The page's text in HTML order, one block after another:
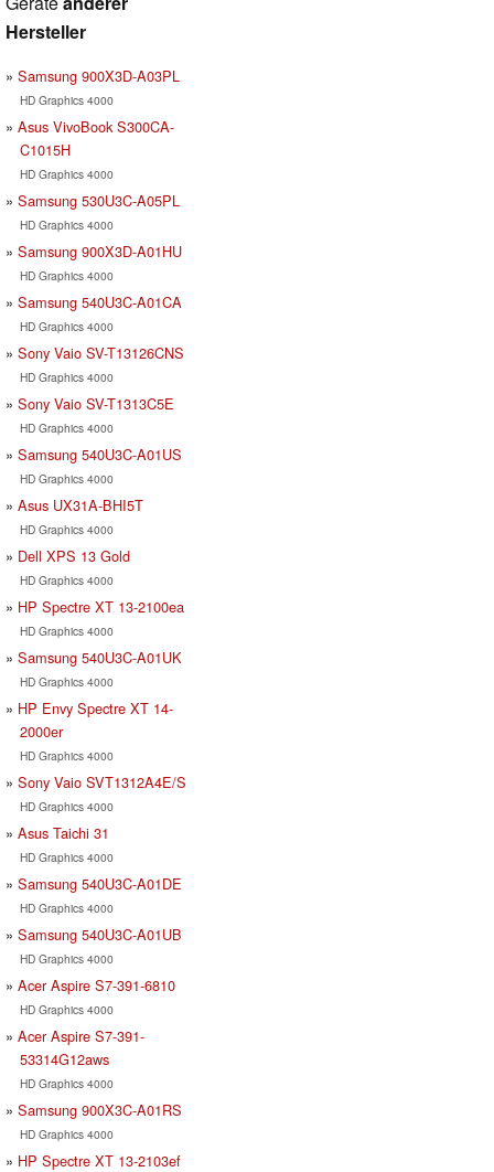
Hersteller
Samsung 900X3D-A03PL
HD Graphics 4000
Asus VivoBook S300CA-
C1015H
HD Graphics 4000
Samsung 530U3C-A05PL
HD Graphics 4000
Samsung 900X3D-A01HU
HD Graphics 4000
Samsung 540U3C-A01CA
HD Graphics 4000
Sony Vaio SV-T13126CNS
HD Graphics 4000
Sony Vaio SV-T1313C5E
HD Graphics 4000
Samsung 540U3C-A01US
HD Graphics 4000
Asus UX31A-BHI5T
HD Graphics 4000
Dell XPS 13 Gold
HD Graphics 4000
HP Spectre XT 13-2100ea
HD Graphics 4000
Samsung 540U3C-A01UK
HD Graphics 4000
HP Envy Spectre XT 14-
2000er
HD Graphics 4000
Sony Vaio SVT1312A4E/S
HD Graphics 4000
Asus Taichi 31
HD Graphics 4000
Samsung 540U3C-A01DE
HD Graphics 4000
Samsung 540U3C-A01UB
HD Graphics 4000
Acer Aspire S7-391-6810
HD Graphics 4000
Acer Aspire S7-391-
53314G12aws
HD Graphics 4000
Samsung 900X3C-A01RS
HD Graphics 4000
HP Spectre XT 13-2103ef